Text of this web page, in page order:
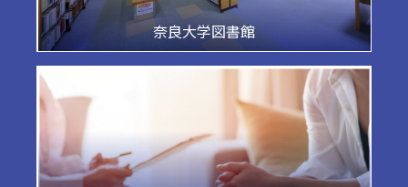
奈良大学図書館